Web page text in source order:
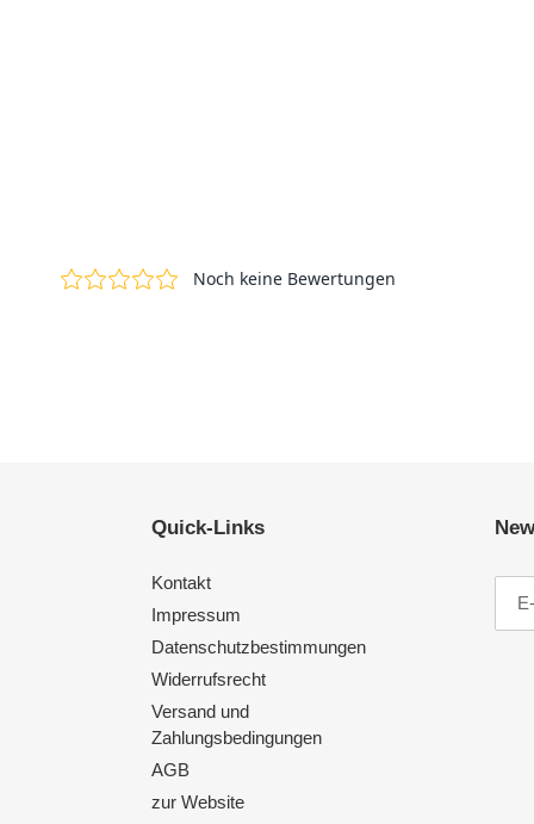
Quick-Links
Kontakt
Impressum
Datenschutzbestimmungen
Widerrufsrecht
Versand und
Zahlungsbedingungen
AGB
zur Website